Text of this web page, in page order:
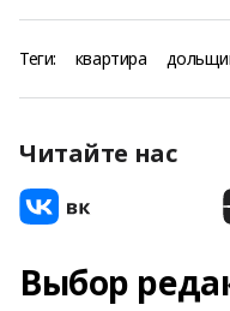
Теги: квартира
Читайте нас
Выбор